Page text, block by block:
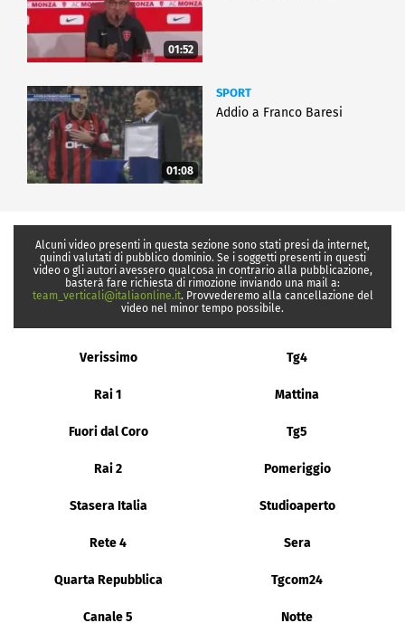
01:52
01:08
SPORT
Addio a Franco Baresi
Alcuni video presenti in questa sezione sono stati presi da internet,
quindi valutati di pubblico dominio. Se i soggetti presenti in questi
video o gli autori avessero qualcosa in contrario alla pubblicazione,
basterà fare richiesta di rimozione inviando una mail a:
team_verticali@italiaonline.it. Provvederemo alla cancellazione del
video nel minor tempo possibile.
Verissimo Tg4
Rai 1 Mattina
Fuori dal Coro Tg5
Rai 2 Pomeriggio
Stasera Italia Studioaperto
Rete 4 Sera
Quarta Repubblica Tgcom24
Canale 5 Notte